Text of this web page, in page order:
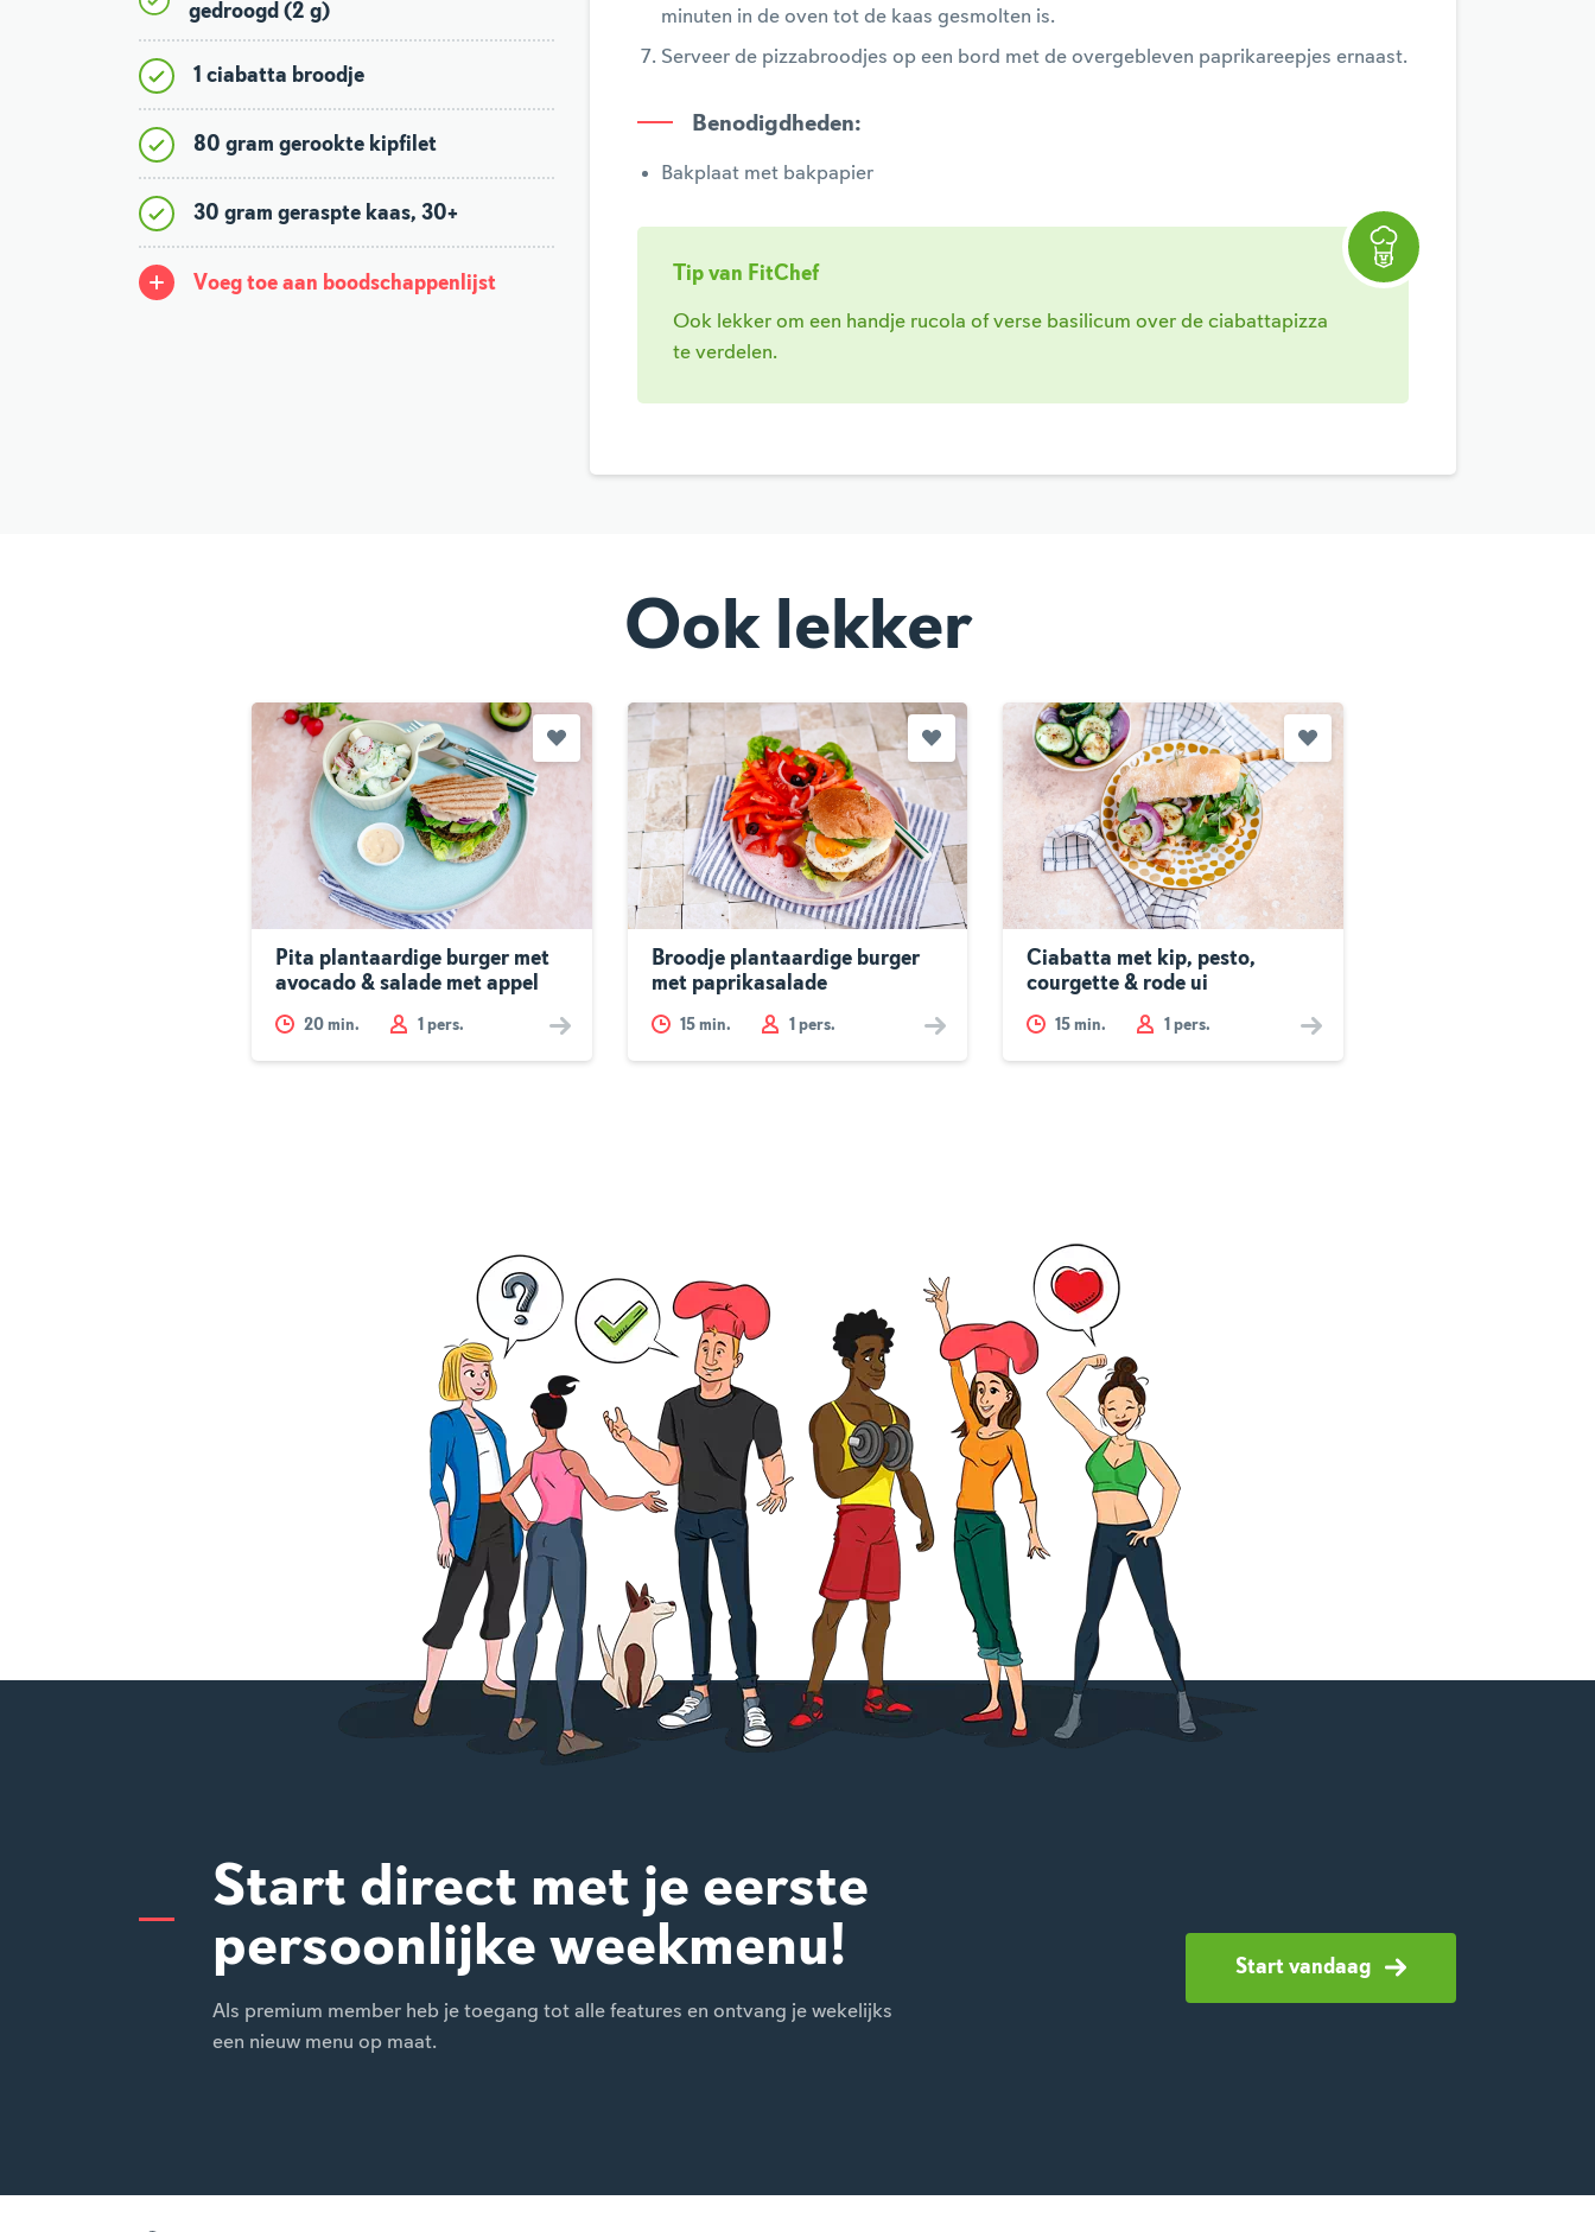
gedroogd (2 g)
1 ciabatta broodje
80 gram gerookte kipfilet
30 gram geraspte kaas, 30+
Voeg toe aan boodschappenlijst
minuten in de oven tot de kaas gesmolten is.
Serveer de pizzabroodjes op een bord met de overgebleven paprikareepjes ernaast.
Benodigdheden:
Bakplaat met bakpapier
Tip van FitChef
Ook lekker om een handje rucola of verse basilicum over de ciabattapizza
te verdelen.
Ook lekker
Pita plantaardige burger met
avocado & salade met appel
20 min. 1 pers.
Broodje plantaardige burger
met paprikasalade
15min. 1 pers.
Ciabatta met kip, pesto,
courgette & rode ui
15 min. 1 pers.
Start direct met je eerste
persoonlijke weekmenu!
Als premium member heb je toegang tot alle features en ontvang je wekelijks
een nieuw menu op maat.
Start vandaag